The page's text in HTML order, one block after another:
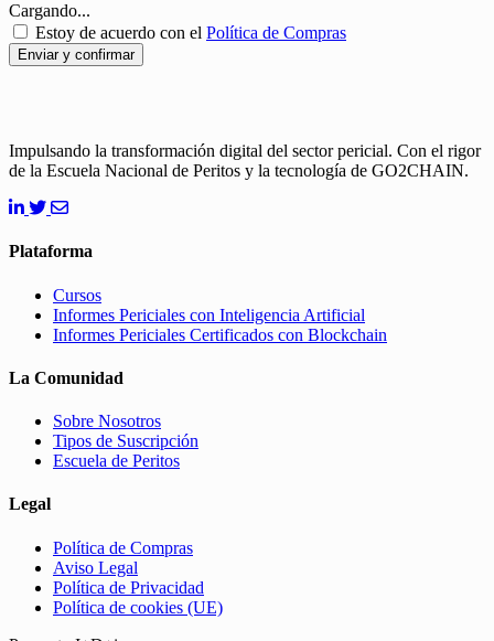
Cargando...
Estoy de acuerdo con el Política de Compras
Impulsando la transformación digital del sector pericial. Con el rigor
de la Escuela Nacional de Peritos y la tecnología de GO2CHAIN.
Plataforma
Cursos
Informes Periciales con Inteligencia Artificial
Informes Periciales Certificados con Blockchain
La Comunidad
Sobre Nosotros
Tipos de Suscripción
Escuela de Peritos
Legal
Política de Compras
Aviso Legal
Política de Privacidad
Política de cookies (UE)